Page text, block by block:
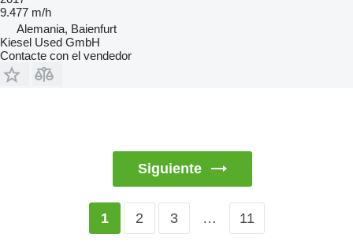
9.477 m/h
Alemania, Baienfurt
Kiesel Used GmbH
Contacte con el vendedor
Siguiente
1 2 3 … 11